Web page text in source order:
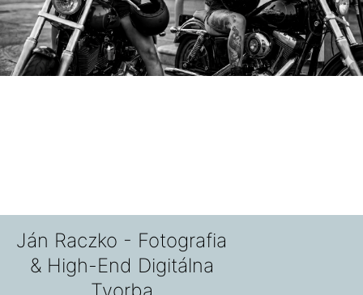
Ján Raczko - Fotografia
& High-End Digitálna